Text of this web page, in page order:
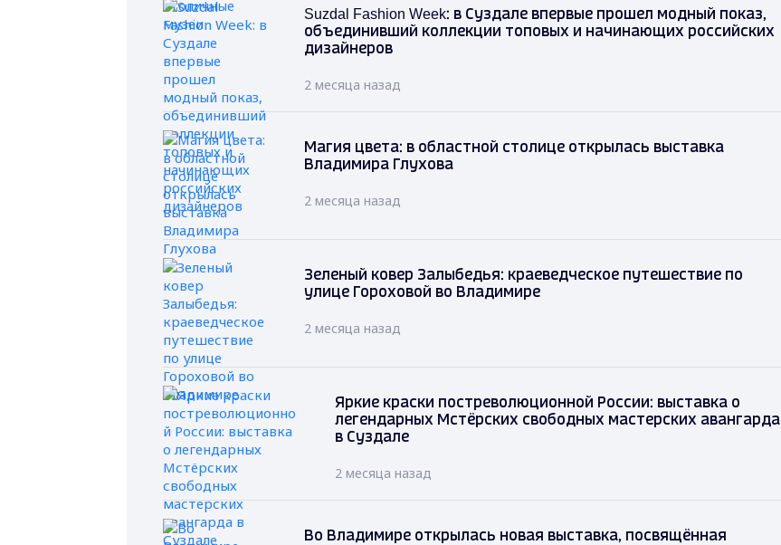
Suzdal Fashion Week: в Суздале впервые прошел модный показ,
объединивший коллекции топовых и начинающих российских
дизайнеров
2 месяца назад
Магия цвета: в областной столице открылась выставка
Владимира Глухова
2 месяца назад
Зеленый ковер Залыбедья: краеведческое путешествие по
улице Гороховой во Владимире
2 месяца назад
Яркие краски постреволюционной России: выставка о
легендарных Мстёрских свободных мастерских авангарда
в Суздале
2 месяца назад
Во Владимире открылась новая выставка, посвящённая